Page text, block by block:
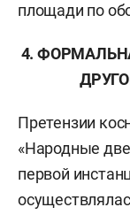
площади по
4.
Претензии
«Народные
первой